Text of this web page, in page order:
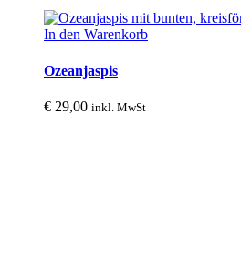
In den Warenkorb
Ozeanjaspis
€ 29,00 inkl. MwSt